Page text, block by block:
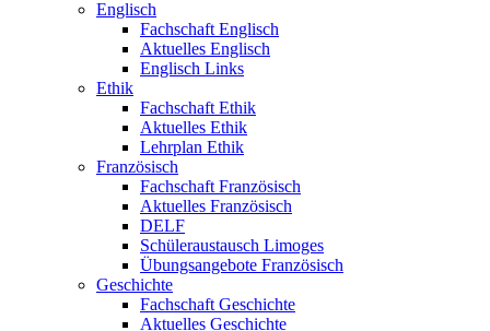
Englisch
Fachschaft Englisch
Aktuelles Englisch
Englisch Links
Ethik
Fachschaft Ethik
Aktuelles Ethik
Lehrplan Ethik
Französisch
Fachschaft Französisch
Aktuelles Französisch
DELF
Schüleraustausch Limoges
Übungsangebote Französisch
Geschichte
Fachschaft Geschichte
Aktuelles Geschichte